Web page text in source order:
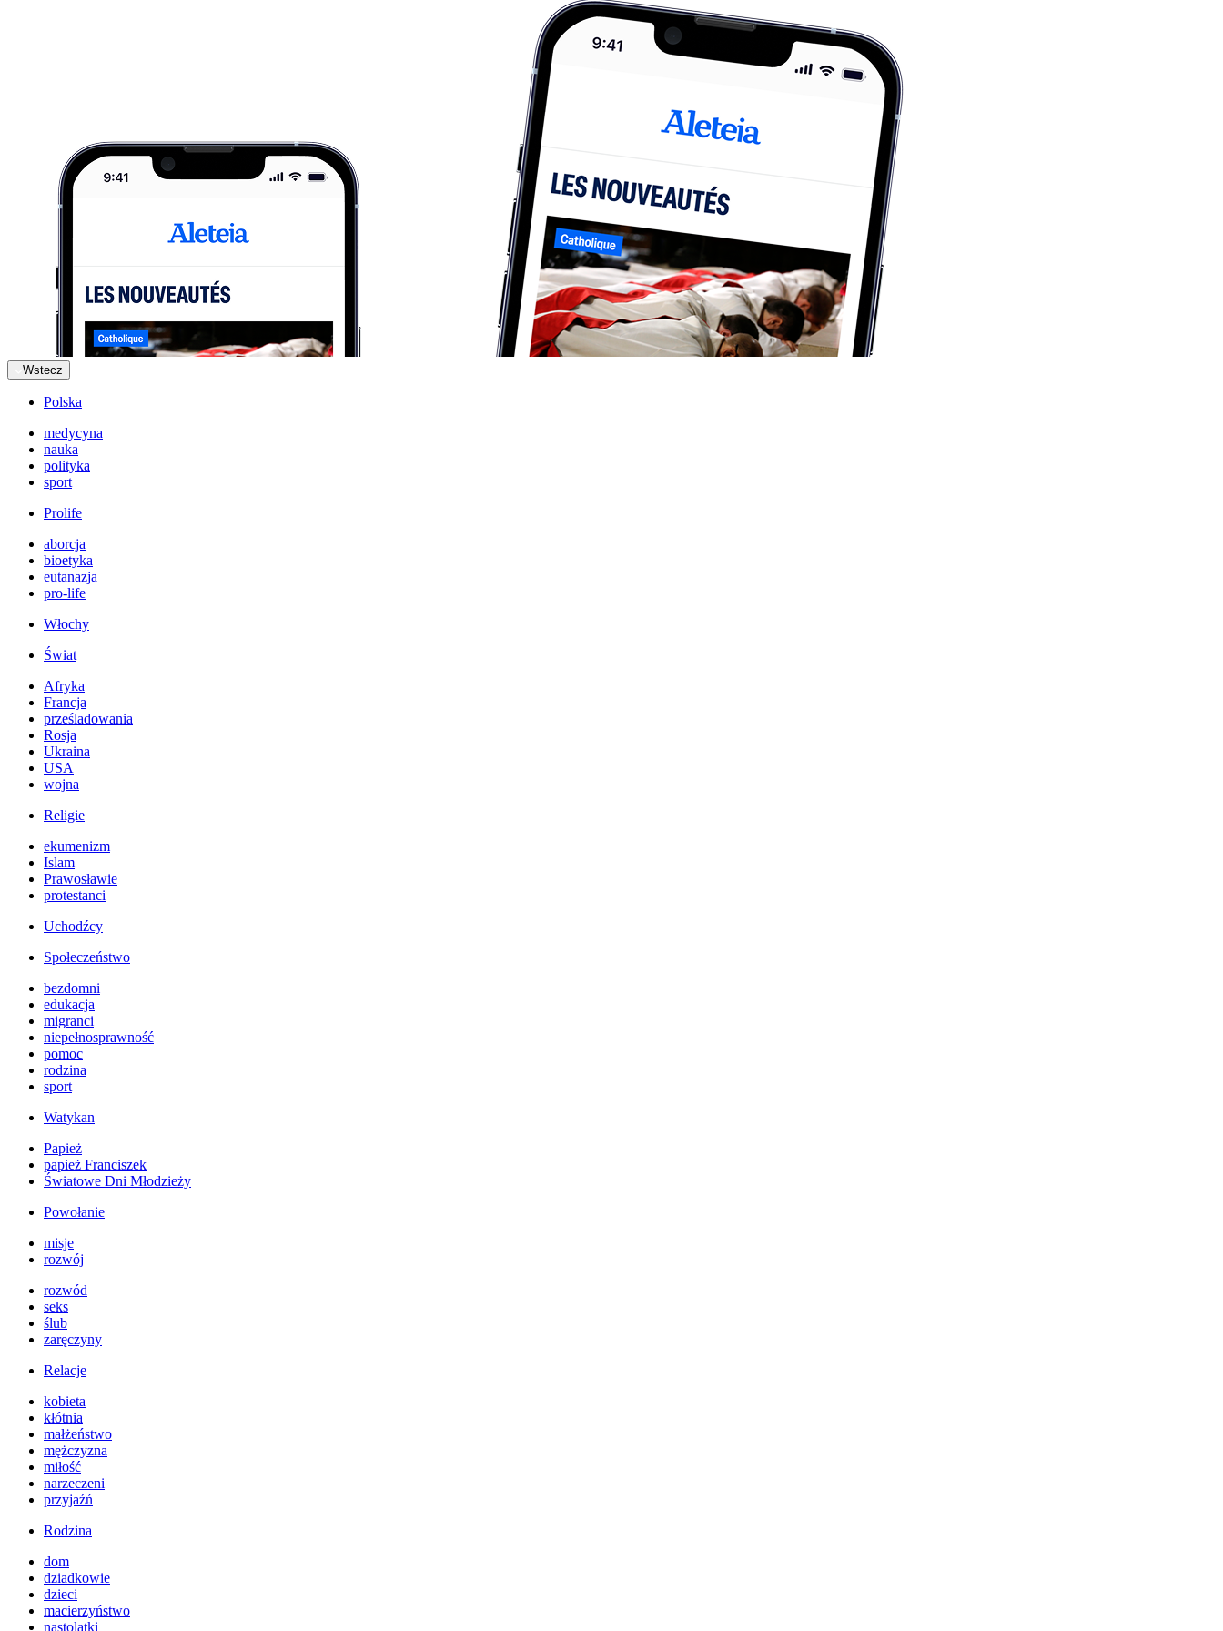
Wstecz
Polska
medycyna
nauka
polityka
sport
Prolife
aborcja
bioetyka
eutanazja
pro-life
Włochy
Świat
Afryka
Francja
prześladowania
Rosja
Ukraina
USA
wojna
Religie
ekumenizm
Islam
Prawosławie
protestanci
Uchodźcy
Społeczeństwo
bezdomni
edukacja
migranci
niepełnosprawność
pomoc
rodzina
sport
Watykan
Papież
papież Franciszek
Światowe Dni Młodzieży
Powołanie
misje
rozwój
rozwód
seks
ślub
zaręczyny
Relacje
kobieta
kłótnia
małżeństwo
mężczyzna
miłość
narzeczeni
przyjaźń
Rodzina
dom
dziadkowie
dzieci
macierzyństwo
nastolatki